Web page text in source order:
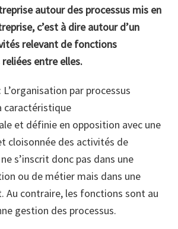
autour des processus mis en
c’est à dire autour d’un
relevant de fonctions
entre elles.
par processus
caractéristique
et définie en opposition avec une
cloisonnée des activités de
s’inscrit donc pas dans une
ou de métier mais dans une
Au contraire, les fonctions sont au
gestion des processus.